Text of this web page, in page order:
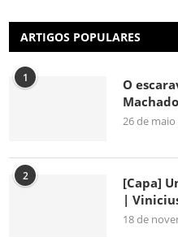
ARTIGOS POPULARES
1
O
26 de maio
2
[Capa]
|
18 de